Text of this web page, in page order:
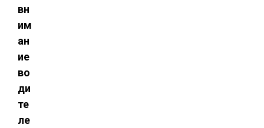
вн
им
ан
ие
во
ди
те
ле